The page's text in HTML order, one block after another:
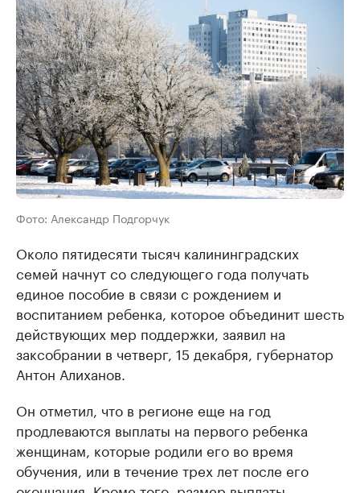
Фото: Александр Подгорчук
Около пятидесяти тысяч калининградских
семей начнут со следующего года получать
единое пособие в связи с рождением и
воспитанием ребенка, которое объединит шесть
действующих мер поддержки, заявил на
заксобрании в четверг, 15 декабря, губернатор
Антон Алиханов.
Он отметил, что в регионе еще на год
продлеваются выплаты на первого ребенка
женщинам, которые родили его во время
обучения, или в течение трех лет после его